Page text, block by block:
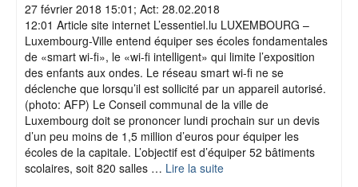
27 février 2018 15:01; Act: 28.02.2018
12:01 Article site internet L’essentiel.lu LUXEMBOURG –
Luxembourg-Ville entend équiper ses écoles fondamentales
de «smart wi-fi», le «wi-fi intelligent» qui limite l’exposition
des enfants aux ondes. Le réseau smart wi-fi ne se
déclenche que lorsqu’il est sollicité par un appareil autorisé.
(photo: AFP) Le Conseil communal de la ville de
Luxembourg doit se prononcer lundi prochain sur un devis
d’un peu moins de 1,5 million d’euros pour équiper les
écoles de la capitale. L’objectif est d’équiper 52 bâtiments
scolaires, soit 820 salles … Lire la suite